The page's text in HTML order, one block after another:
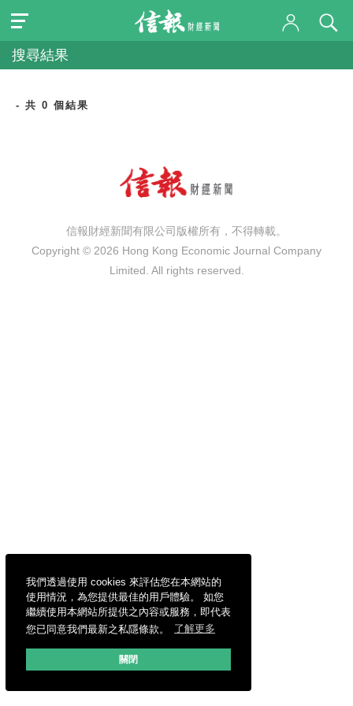
我們透過使用 cookies 來評估您在本網站的
使用情況，為您提供最佳的用戶體驗。 如您
繼續使用本網站所提供之內容或服務，即代表
您已同意我們最新之私隱條款。
了解更多
關閉
搜尋結果
- 共 0 個結果
信報財經新聞有限公司版權所有，不得轉載。
Copyright © 2026 Hong Kong Economic Journal Company
Limited. All rights reserved.